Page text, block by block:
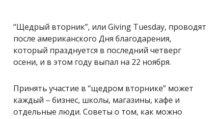
“Щедрый вторник”, или Giving Tuesday, проводят
после американского Дня благодарения,
который празднуется в последний четверг
осени, и в этом году выпал на 22 ноября.
Принять участие в “щедром вторнике” может
каждый – бизнес, школы, магазины, кафе и
отдельные люди. Советы о том, как можно